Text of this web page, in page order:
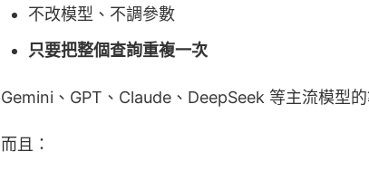
不改模型、不調參數
只要把整個查詢重複一次
Gemini、GPT、Claude、DeepSeek 等主流模型的
而且：